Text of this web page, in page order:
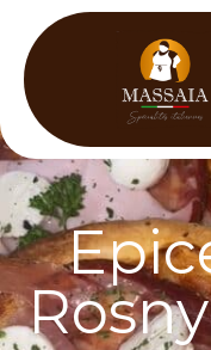
principal